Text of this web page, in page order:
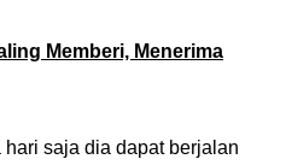
Memberi, Menerima
hari saja dia dapat berjalan